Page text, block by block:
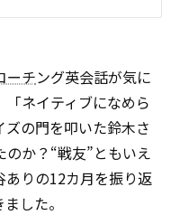
ーチング英会話が気に
ネイティブになめら
の門を叩いた鈴木さ
か？“戦友”ともいえ
ありの12カ月を振り返
した。